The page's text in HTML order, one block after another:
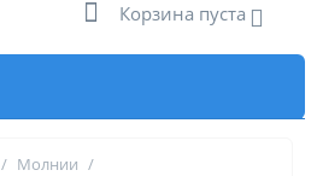
Корзина пуста
/ Молнии /